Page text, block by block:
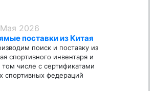
2026
поставки из Китая
поиск и поставку из
спортивного инвентаря и
числе с сертификатами
спортивных федераций